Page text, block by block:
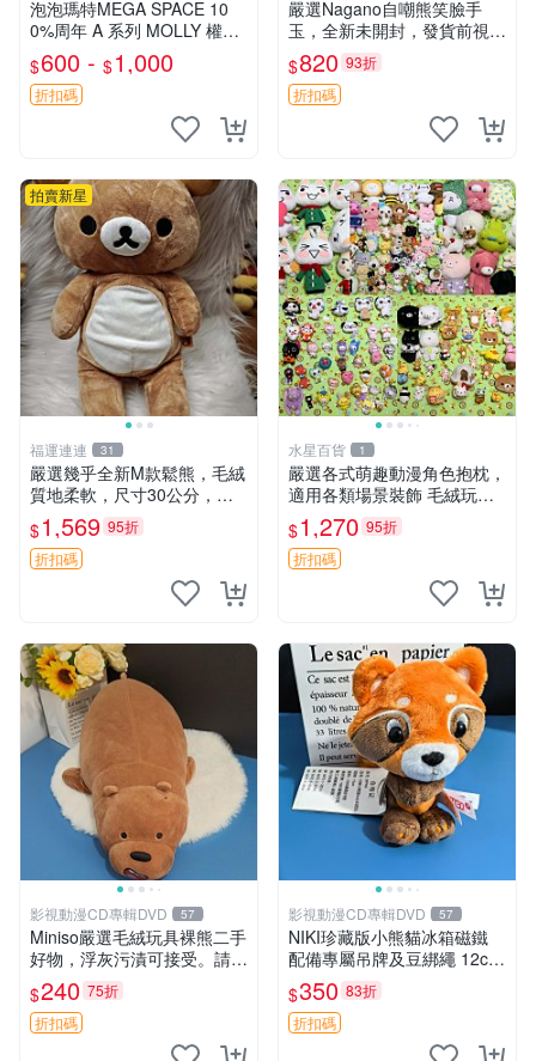
泡泡瑪特MEGA SPACE 10
0%周年 A 系列 MOLLY 權威
隱藏款 嚴選薄荷巧克力色 80
年代風味 權威推薦 合適收藏
$600 - $1,000
折扣碼
嚴選Nagano自嘲熊笑臉手
玉，全新未開封，發貨前視頻
確認，海南 廣西 貴州 嚴選N
agano自嘲熊笑臉手玉，全新
未開封，發貨前視頻確認，四
$820 93折
折扣碼
拍賣新星
福運連連 31
嚴選幾乎全新M款鬆熊，毛絨
質地柔軟，尺寸30公分，做
工精緻可愛，適合收藏或贈送
親友。中古使用痕跡，手感依
然優良。 鬆熊 嬰熊 毛玩偶
$1,569 95折
折扣碼
水星百貨 1
嚴選各式萌趣動漫角色抱枕，
適用各類場景裝飾 毛絨玩
具、卡通抱枕、趣味玩偶
$1,270 95折
折扣碼
影視動漫CD專輯DVD 57
Miniso嚴選毛絨玩具裸熊二手
好物，浮灰污漬可接受。請詳
閱照片再下單，售出不退不
換。全新品相收藏推薦。 裸
熊 毛絨玩具 收藏
$240 75折
折扣碼
影視動漫CD專輯DVD 57
NIKI珍藏版小熊貓冰箱磁鐵
配備專屬吊牌及豆綁繩 12cm
廢品嚴選 好評推薦 小熊貓冰
箱貼 磁鐵掛件 冰箱飾品
$350 83折
折扣碼